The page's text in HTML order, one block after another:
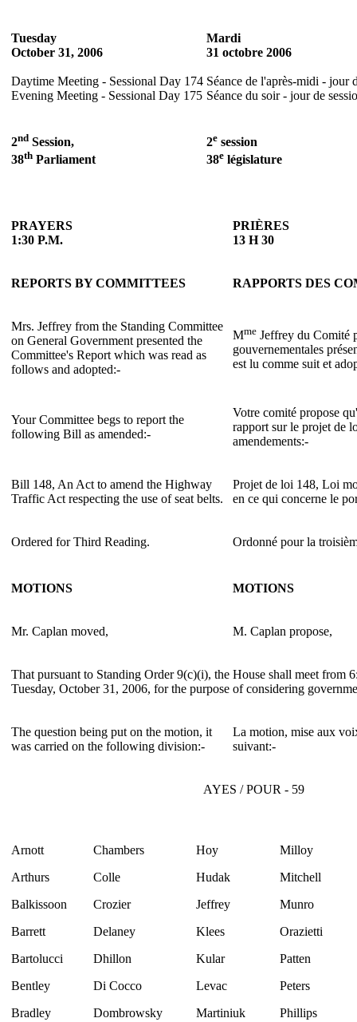
Tuesday
October 31, 2006
Daytime Meeting - Sessional Day 174
Evening Meeting - Sessional Day 175
Mardi
31 octobre 2006
Séance de l'après-midi - jour
Séance du soir - jour de
2nd Session,
38th Parliament
2e session
38e législature
PRAYERS
1:30 P.M.
PRIÈRES
13 H 30
REPORTS BY COMMITTEES RAPPORTS DES
Mrs. Jeffrey from the Standing Committee
on General Government presented the
Committee's Report which was read as
follows and adopted:-
Mme Jeffrey du Comité
gouvernementales
est lu comme suit et
Your Committee begs to report the
following Bill as amended:-
Votre comité propose
rapport sur le projet de
amendements:-
Bill 148, An Act to amend the Highway
Traffic Act respecting the use of seat belts.
Projet de loi 148, Loi
en ce qui concerne le
Ordered for Third Reading. Ordonné pour la
MOTIONS MOTIONS
Mr. Caplan moved, M. Caplan propose,
That pursuant to Standing Order 9(c)(i), the House shall meet from
Tuesday, October 31, 2006, for the purpose of considering
The question being put on the motion, it
was carried on the following division:-
La motion, mise aux
suivant:-
AYES / POUR - 59
Arnott
Arthurs
Balkissoon
Barrett
Bartolucci
Bentley
Bradley
Chambers
Colle
Crozier
Delaney
Dhillon
Di Cocco
Dombrowsky
Hoy
Hudak
Jeffrey
Klees
Kular
Levac
Martiniuk
Milloy
Mitchell
Munro
Orazietti
Patten
Peters
Phillips